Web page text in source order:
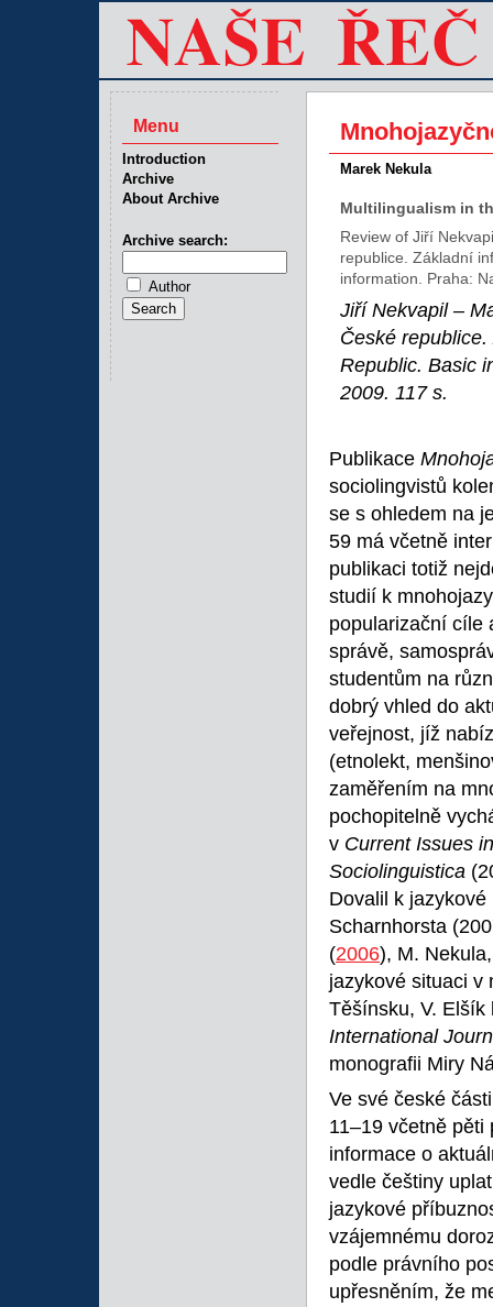
Marek Nekula
Multilingualism in
Review of Jiří
republice. Základní
information. Praha:
Jiří Nekvapil –
České
Republic. Basic
2009. 117 s.
Publikace
sociolingvistů
se s ohledem na
59 má včetně
publikaci totiž
studií k
popularizační cíle
správě,
studentům na
dobrý vhled do
veřejnost, jíž
(etnolekt,
zaměřením na
pochopitelně
v Current Issues
Sociolinguistica
Dovalil k
Scharnhorsta
(2006), M.
jazykové situaci v
Těšínsku, V. Elšík
International
monografii Miry
Ve své české
11–19 včetně
informace o
vedle češtiny
jazykové
vzájemnému
podle právního
upřesněním, že
Menu
Introduction
Archive
About Archive
Archive search:
Author